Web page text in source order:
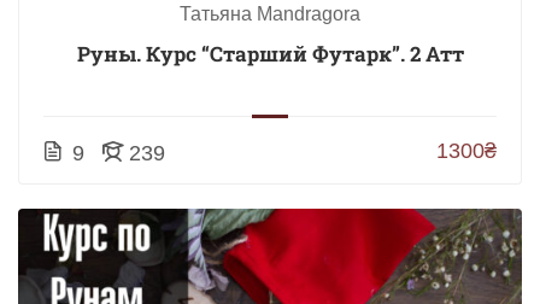
Татьяна Mandragora
Руны. Курс “Старший Футарк”. 2 Атт
9 239 1300₴